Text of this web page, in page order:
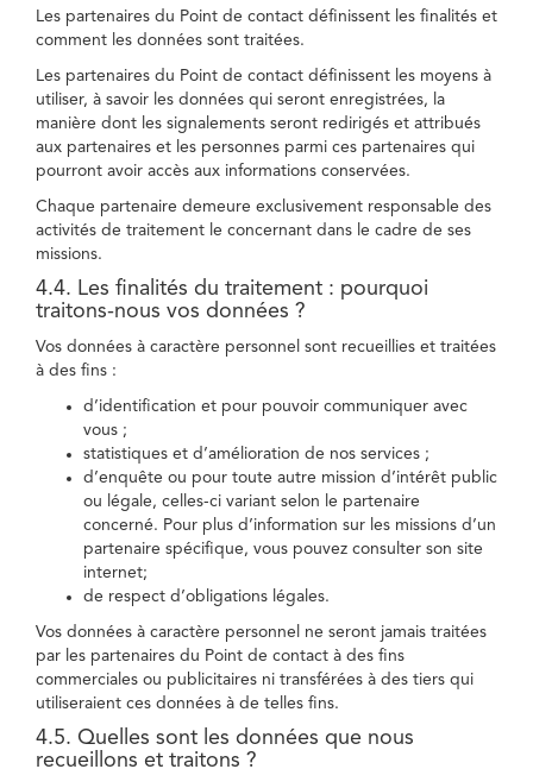
Les partenaires du Point de contact définissent les finalités et
comment les données sont traitées.
Les partenaires du Point de contact définissent les moyens à
utiliser, à savoir les données qui seront enregistrées, la
manière dont les signalements seront redirigés et attribués
aux partenaires et les personnes parmi ces partenaires qui
pourront avoir accès aux informations conservées.
Chaque partenaire demeure exclusivement responsable des
activités de traitement le concernant dans le cadre de ses
missions.
4.4. Les finalités du traitement : pourquoi
traitons-nous vos données ?
Vos données à caractère personnel sont recueillies et traitées
à des fins :
d’identification et pour pouvoir communiquer avec
vous ;
statistiques et d’amélioration de nos services ;
d’enquête ou pour toute autre mission d’intérêt public
ou légale, celles-ci variant selon le partenaire
concerné. Pour plus d’information sur les missions d’un
partenaire spécifique, vous pouvez consulter son site
internet;
de respect d’obligations légales.
Vos données à caractère personnel ne seront jamais traitées
par les partenaires du Point de contact à des fins
commerciales ou publicitaires ni transférées à des tiers qui
utiliseraient ces données à de telles fins.
4.5. Quelles sont les données que nous
recueillons et traitons ?